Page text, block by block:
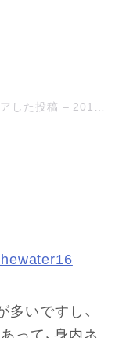
した投稿 – 2018年 9月月2日午前3時17分PDT
いですし、
って、身内ネ